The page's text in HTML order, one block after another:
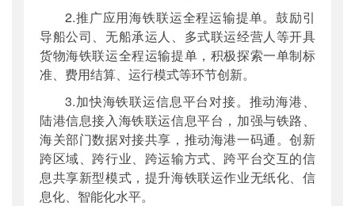
2.推广应用海铁联运全程运输提单。鼓励引
导船公司、无船承运人、多式联运经营人等开具
货物海铁联运全程运输提单，积极探索一单制标
准、费用结算、运行模式等环节创新。
3.加快海铁联运信息平台对接。推动海港、
陆港信息接入海铁联运信息平台，加强与铁路、
海关部门数据对接共享，推动海港一码通。创新
跨区域、跨行业、跨运输方式、跨平台交互的信
息共享新型模式，提升海铁联运作业无纸化、信
息化、智能化水平。